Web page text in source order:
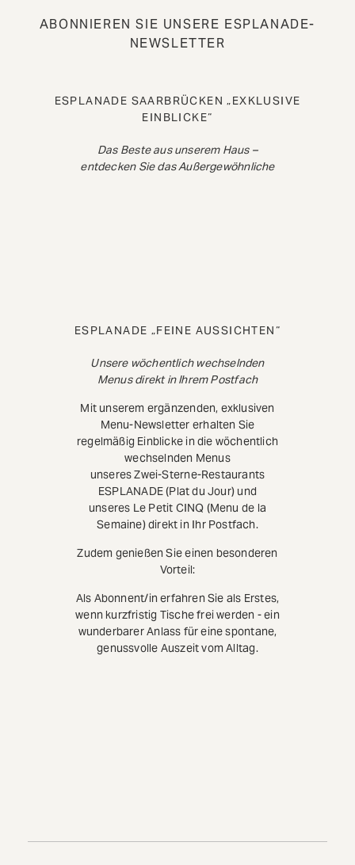
ABONNIEREN SIE UNSERE ESPLANADE-
NEWSLETTER
ESPLANADE SAARBRÜCKEN „EXKLUSIVE
EINBLICKE“
Das Beste aus unserem Haus –
entdecken Sie das Außergewöhnliche
ESPLANADE „FEINE AUSSICHTEN“
Unsere wöchentlich wechselnden
Menus direkt in Ihrem Postfach
Mit unserem ergänzenden, exklusiven
Menu-Newsletter erhalten Sie
regelmäßig Einblicke in die wöchentlich
wechselnden Menus
unseres Zwei-Sterne-Restaurants
ESPLANADE (Plat du Jour) und
unseres Le Petit CINQ (Menu de la
Semaine) direkt in Ihr Postfach.
Zudem genießen Sie einen besonderen
Vorteil:
Als Abonnent/in erfahren Sie als Erstes,
wenn kurzfristig Tische frei werden - ein
wunderbarer Anlass für eine spontane,
genussvolle Auszeit vom Alltag.